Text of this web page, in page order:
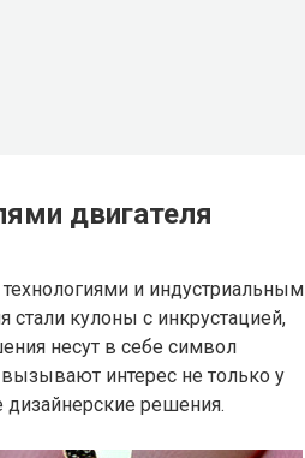
двигателя
и индустриальным
стали кулоны с инкрустацией,
несут в себе символ
интерес не только у
решения.